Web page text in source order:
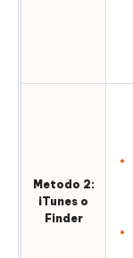
Metodo 2:
iTunes o
Finder